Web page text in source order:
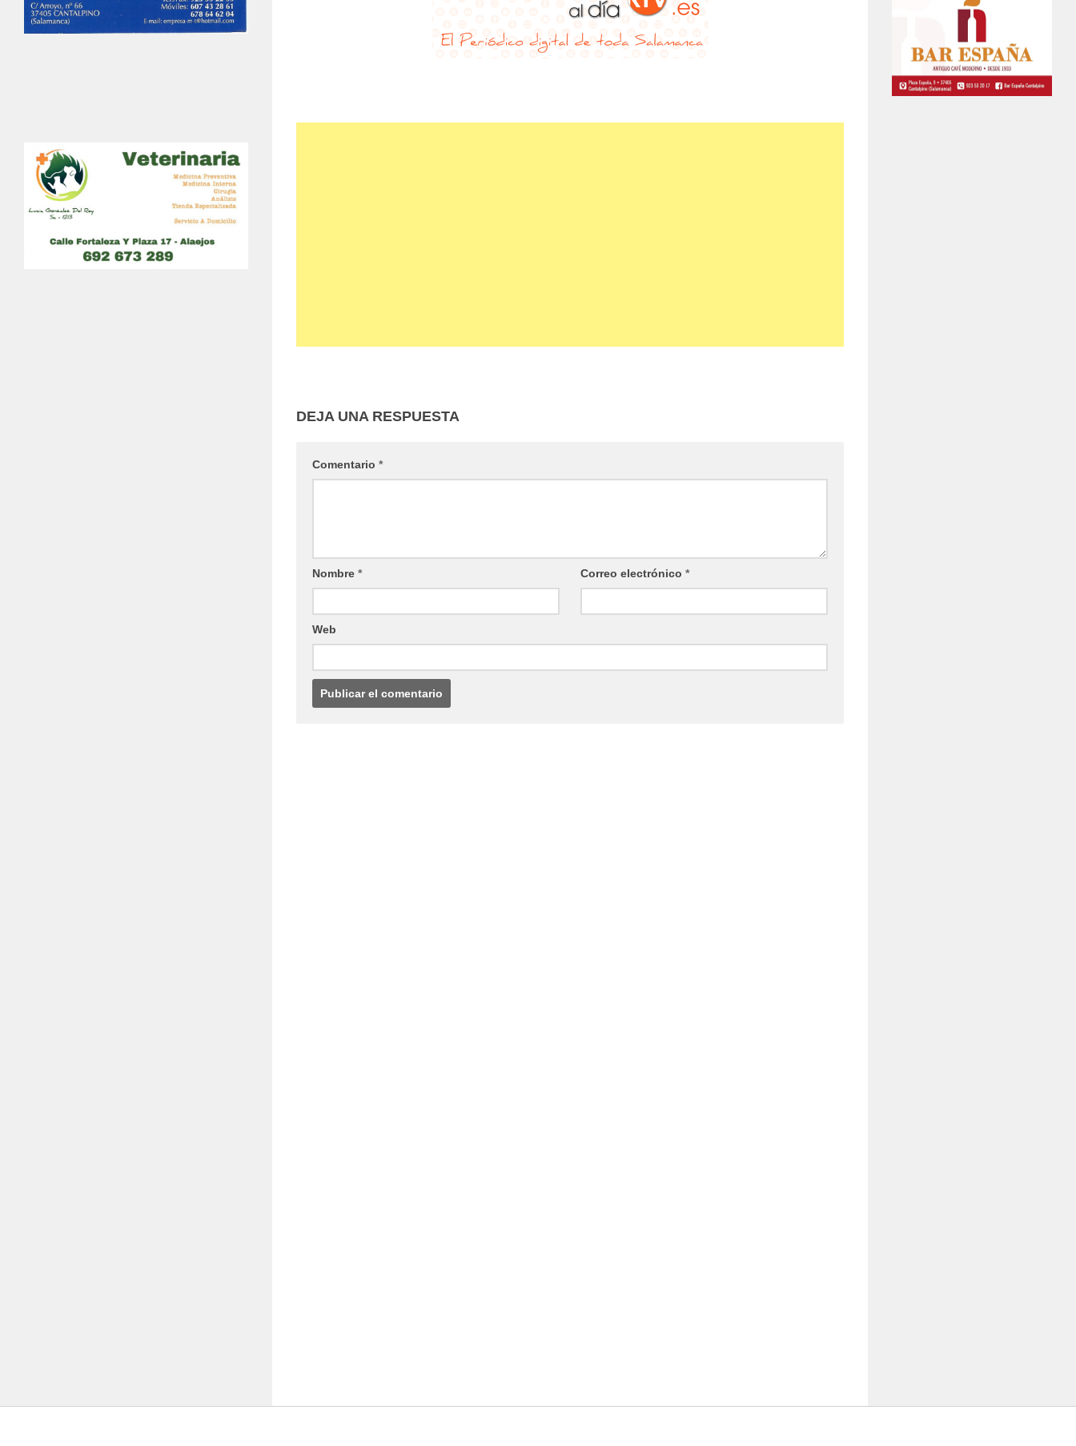
DEJA UNA RESPUESTA
Comentario *
Nombre * Correo electrónico *
Web